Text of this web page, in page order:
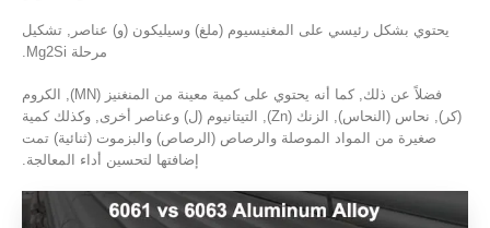
يحتوي بشكل رئيسي على المغنيسيوم (ملغ) وسيليكون (و) عناصر, تشكيل
مرحلة Mg2Si.
فضلاً عن ذلك, كما أنه يحتوي على كمية معينة من المنغنيز (MN), الكروم
(كر), نحاس (النحاس), الزنك (Zn), التيتانيوم (ل) وعناصر أخرى, وكذلك كمية
صغيرة من المواد الموصلة والرصاص (الرصاص) والبزموت (ثنائية) تمت
إضافتها لتحسين أداء المعالجة.